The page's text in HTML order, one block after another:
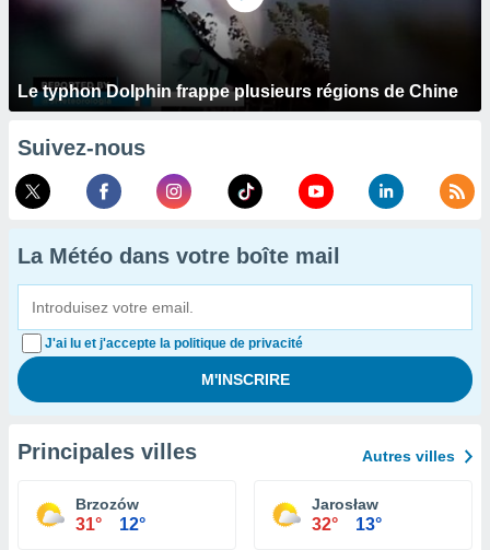
Le typhon Dolphin frappe plusieurs régions de Chine
Suivez-nous
La Météo dans votre boîte mail
J'ai lu et j'accepte la politique de privacité
Principales villes Autres villes
Brzozów
31° 12°
Jarosław
32° 13°